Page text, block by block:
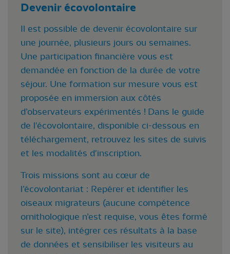
Devenir écovolontaire
Il est possible de devenir écovolontaire sur
une journée, plusieurs jours ou semaines.
Une participation financière vous est
demandée en fonction de la durée de votre
séjour. Une formation sur mesure vous est
proposée en immersion aux côtés
d’observateurs expérimentés ! Dans le guide
de l'écovolontaire, disponible ci-dessous en
téléchargement, retrouvez les sites de suivis
et les modalités d'inscription.
Trois missions sont au cœur de
l’écovolontariat : Repérer et identifier les
oiseaux migrateurs (aucune compétence
ornithologique n’est requise, vous êtes formé
sur le site), intégrer ces résultats à la base
de données et sensibiliser les visiteurs au